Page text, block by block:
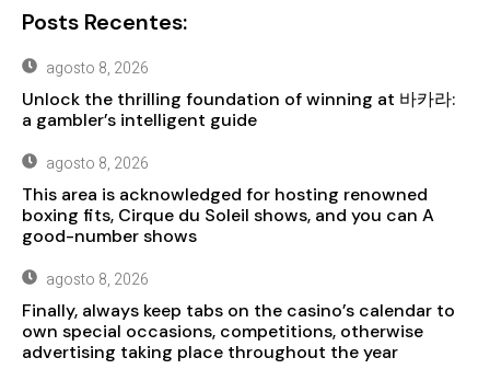
Posts Recentes:
agosto 8, 2026
Unlock the thrilling foundation of winning at 바카라:
a gambler’s intelligent guide
agosto 8, 2026
This area is acknowledged for hosting renowned
boxing fits, Cirque du Soleil shows, and you can A
good-number shows
agosto 8, 2026
Finally, always keep tabs on the casino’s calendar to
own special occasions, competitions, otherwise
advertising taking place throughout the year